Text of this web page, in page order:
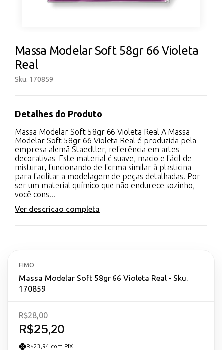
Massa Modelar Soft 58gr 66 Violeta
Real
Sku. 170859
Detalhes do Produto
Massa Modelar Soft 58gr 66 Violeta Real A Massa
Modelar Soft 58gr 66 Violeta Real é produzida pela
empresa alemã Staedtler, referência em artes
decorativas. Este material é suave, macio e fácil de
misturar, funcionando de forma similar à plasticina
para facilitar a modelagem de peças detalhadas. Por
ser um material químico que não endurece sozinho,
você cons...
Ver descricao completa
FIMO
Massa Modelar Soft 58gr 66 Violeta Real - Sku.
170859
R$25,20
R$28,00
R$23,94 com PIX